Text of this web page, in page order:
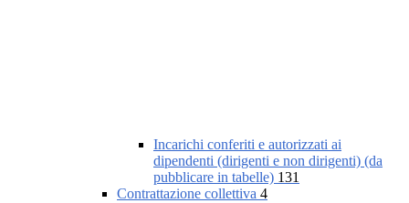
Incarichi conferiti e autorizzati ai
dipendenti (dirigenti e non dirigenti) (da
pubblicare in tabelle) 131
Contrattazione collettiva 4